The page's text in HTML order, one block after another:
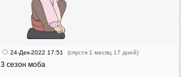
24-Дек-2022 17:51 (спустя 1 месяц 17 дней)
3 сезон моба